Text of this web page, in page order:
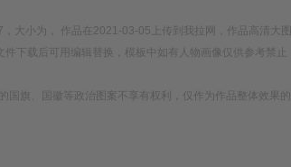
大小为， 作品在2021-03-05上传到我拉网，作品高清大图
下载后可用编辑替换，模板中如有人物画像仅供参考禁止
国旗、国徽等政治图案不享有权利，仅作为作品整体效果的